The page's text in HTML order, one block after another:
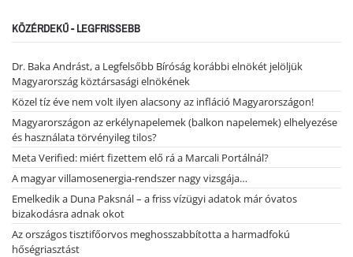
KÖZÉRDEKŰ - LEGFRISSEBB
Dr. Baka Andrást, a Legfelsőbb Bíróság korábbi elnökét jelöljük
Magyarország köztársasági elnökének
Közel tíz éve nem volt ilyen alacsony az infláció Magyarországon!
Magyarországon az erkélynapelemek (balkon napelemek) elhelyezése
és használata törvényileg tilos?
Meta Verified: miért fizettem elő rá a Marcali Portálnál?
A magyar villamosenergia-rendszer nagy vizsgája…
Emelkedik a Duna Paksnál – a friss vízügyi adatok már óvatos
bizakodásra adnak okot
Az országos tisztifőorvos meghosszabbította a harmadfokú
hőségriasztást